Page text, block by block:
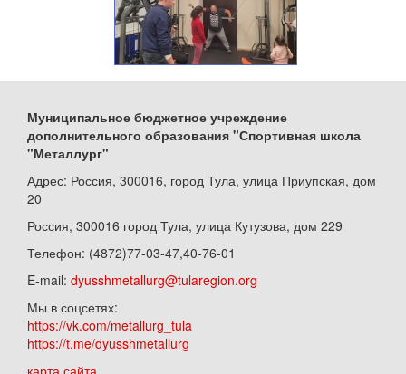
Муниципальное бюджетное учреждение
дополнительного образования "Спортивная школа
"Металлург"
Адрес: Россия, 300016, город Тула, улица Приупская, дом
20
Россия, 300016 город Тула, улица Кутузова, дом 229
Телефон: (4872)77-03-47,40-76-01
E-mail: dyusshmetallurg@tularegion.org
Мы в соцсетях:
https://vk.com/metallurg_tula
https://t.me/dyusshmetallurg
карта сайта